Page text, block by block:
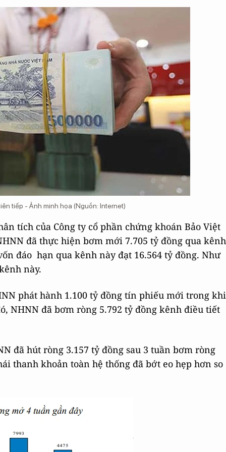
tiếp - Ảnh minh họa (Nguồn: Internet)
tích của Công ty cổ phần chứng khoán Bảo Việt
đã thực hiện bơm mới 7.705 tỷ đồng qua kênh
đáo hạn qua kênh này đạt 16.564 tỷ đồng. Như
này.
phát hành 1.100 tỷ đồng tín phiếu mới trong khi
NHNN đã bơm ròng 5.792 tỷ đồng kênh điều tiết
đã hút ròng 3.157 tỷ đồng sau 3 tuần bơm ròng
thanh khoản toàn hệ thống đã bớt eo hẹp hơn so